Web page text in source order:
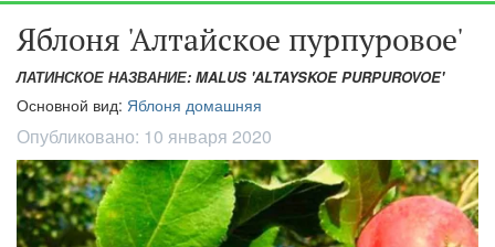
Яблоня 'Алтайское пурпуровое'
ЛАТИНСКОЕ НАЗВАНИЕ: MALUS 'ALTAYSKOE PURPUROVOE'
Основной вид: Яблоня домашняя
Опубликовано: 10 января 2020